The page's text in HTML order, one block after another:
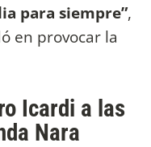
para siempre”,
en provocar la
Icardi a las
Nara